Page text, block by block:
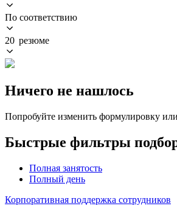
По соответствию
20 резюме
Ничего не нашлось
Попробуйте изменить формулировку
Быстрые фильтры
Полная занятость
Полный день
Корпоративная поддержка сотрудников